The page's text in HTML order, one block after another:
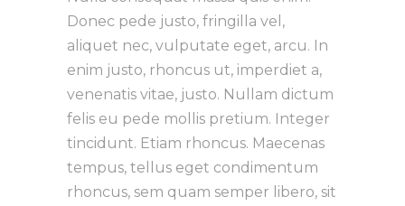
Donec pede justo, fringilla vel,
aliquet nec, vulputate eget, arcu. In
enim justo, rhoncus ut, imperdiet a,
venenatis vitae, justo. Nullam dictum
felis eu pede mollis pretium. Integer
tincidunt. Etiam rhoncus. Maecenas
tempus, tellus eget condimentum
rhoncus, sem quam semper libero, sit